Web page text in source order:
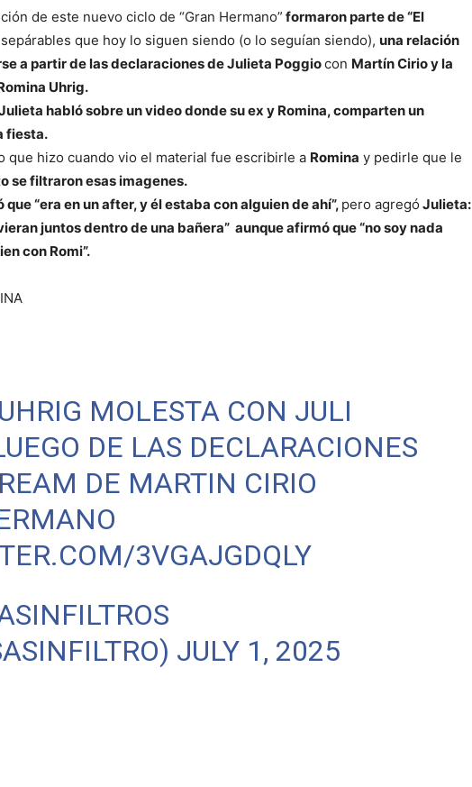
de este nuevo ciclo de “Gran Hermano” formaron parte de “El
que hoy lo siguen siendo (o lo seguían siendo), una relación
a partir de las declaraciones de Julieta Poggiocon Martín Cirio y la
Uhrig.
habló sobre un video donde su ex y Romina, comparten un
fiesta.
que hizo cuando vio el material fue escribirle a Romina y pedirle que le
se filtraron esas imagenes.
“era en un after, y él estaba con alguien de ahí”, pero agregó Julieta:
juntos dentro de una bañera” aunque afirmó que “no soy nada
con Romi”.
MOLESTA CON JULI
DE LAS DECLARACIONES
DE MARTIN CIRIO
3VGAJGDQLY
JULY 1, 2025